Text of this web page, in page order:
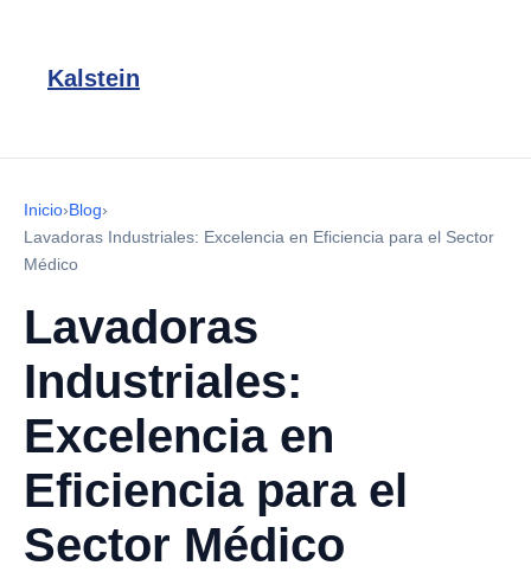
Kalstein
Inicio›Blog›
Lavadoras Industriales: Excelencia en Eficiencia para el Sector
Médico
Lavadoras
Industriales:
Excelencia en
Eficiencia para el
Sector Médico